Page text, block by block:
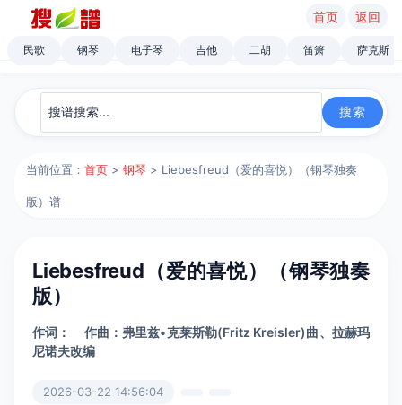
首页 返回
民歌 钢琴 电子琴 吉他 二胡 笛箫 萨克斯
当前位置：首页 >钢琴 > Liebesfreud（爱的喜悦）（钢琴独奏
版）谱
Liebesfreud（爱的喜悦）（钢琴独奏
版）
作词：
作曲：弗里兹•克莱斯勒(Fritz Kreisler)曲、拉赫玛
尼诺夫改编
2026-03-22 14:56:04